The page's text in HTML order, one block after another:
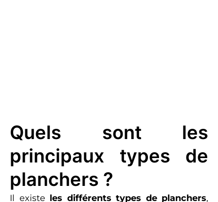
Quels sont les
principaux types de
planchers ?
Il existe les différents types de planchers,